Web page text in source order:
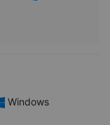
Windows